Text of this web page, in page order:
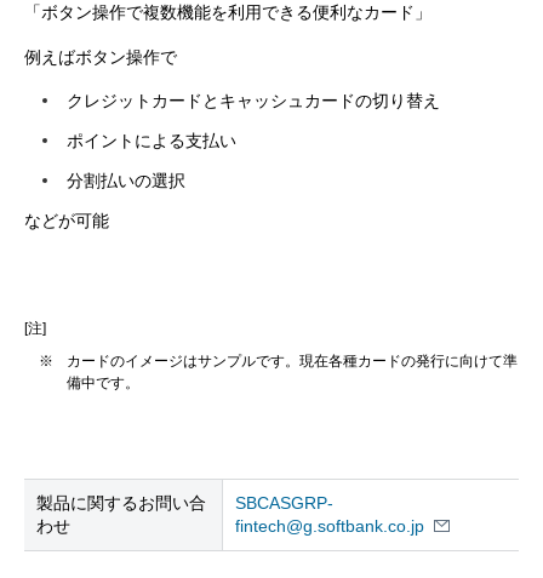
「ボタン操作で複数機能を利用できる便利なカード」
例えばボタン操作で
クレジットカードとキャッシュカードの切り替え
ポイントによる支払い
分割払いの選択
などが可能
[注]
※
カードのイメージはサンプルです。現在各種カードの発行に向けて準
備中です。
製品に関するお問い合
わせ
SBCASGRP-
fintech@g.softbank.co.jp